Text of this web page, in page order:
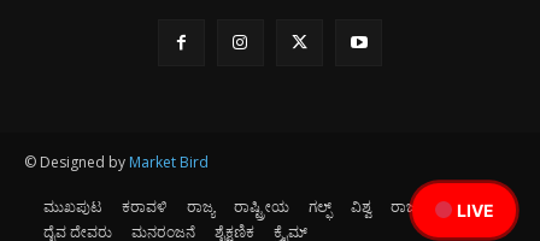
LIVE
© Designed by Market Bird
ಮುಖಪುಟ ಕರಾವಳಿ ರಾಜ್ಯ ರಾಷ್ಟ್ರೀಯ ಗಲ್ಫ್ ವಿಶ್ವ ರಾಜಕೀಯ
ಕ್ರೀಡೆ
ದೈವ ದೇವರು
ಮನರಂಜನೆ ಶೈಕ್ಷಣಿಕ ಕ್ರೈಮ್